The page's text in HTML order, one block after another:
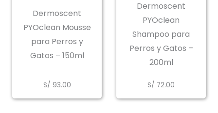
Dermoscent
PYOclean Mousse
para Perros y
Gatos – 150ml
S/ 93.00
Dermoscent
PYOclean
Shampoo para
Perros y Gatos –
200ml
S/ 72.00